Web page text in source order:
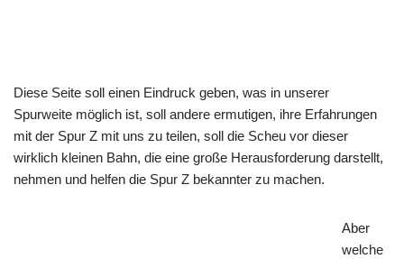
Diese Seite soll einen Eindruck geben, was in unserer
Spurweite möglich ist, soll andere ermutigen, ihre Erfahrungen
mit der Spur Z mit uns zu teilen, soll die Scheu vor dieser
wirklich kleinen Bahn, die eine große Herausforderung darstellt,
nehmen und helfen die Spur Z bekannter zu machen.
Aber
welche